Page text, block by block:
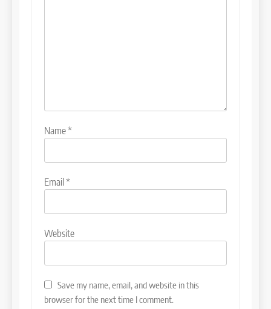
Name*
Email *
Website
Save my name, email, and website in this
browser for the next time I comment.